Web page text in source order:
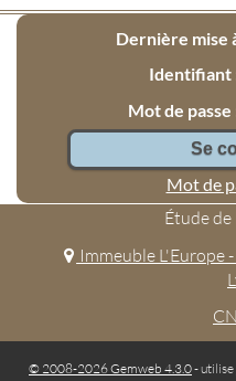
Dernière mise
Identifiant
Mot de passe
Mot de
Étude
Immeuble L'Europe
© 2008-2026 Gemweb 4.3.0- utilise